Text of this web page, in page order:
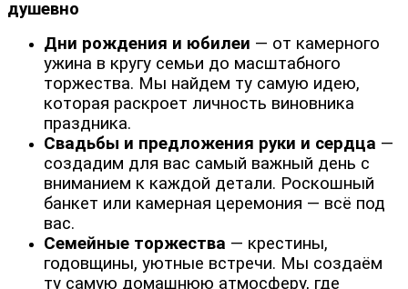
душевно
Дни рождения и юбилеи — от камерного
ужина в кругу семьи до масштабного
торжества. Мы найдем ту самую идею,
которая раскроет личность виновника
праздника.
Свадьбы и предложения руки и сердца —
создадим для вас самый важный день с
вниманием к каждой детали. Роскошный
банкет или камерная церемония — всё под
вас.
Семейные торжества — крестины,
годовщины, уютные встречи. Мы создаём
ту самую домашнюю атмосферу, где